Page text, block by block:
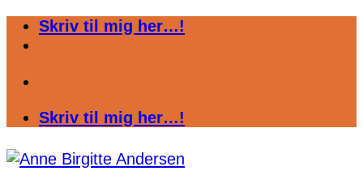
FortsætSkriv til mig her…!
Skriv til mig her…!